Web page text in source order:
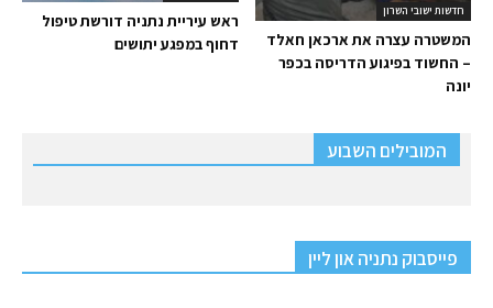
ראש עיריית נתניה דורשת טיפול
דחוף במפגע יתושים
חדשות ישובי השרון
המשטרה עצרה את ארכאן חאלד
– החשוד בפיגוע הדריסה בכפר
יונה
המובילים השבוע
פייסבוק נתניה און ליין